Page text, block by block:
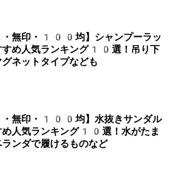
・無印・100均】シャンプーラッ
すめ人気ランキング10選！吊り下
ネットタイプなども
・無印・100均】水抜きサンダル
め人気ランキング10選！水がたま
ランダで履けるものなど